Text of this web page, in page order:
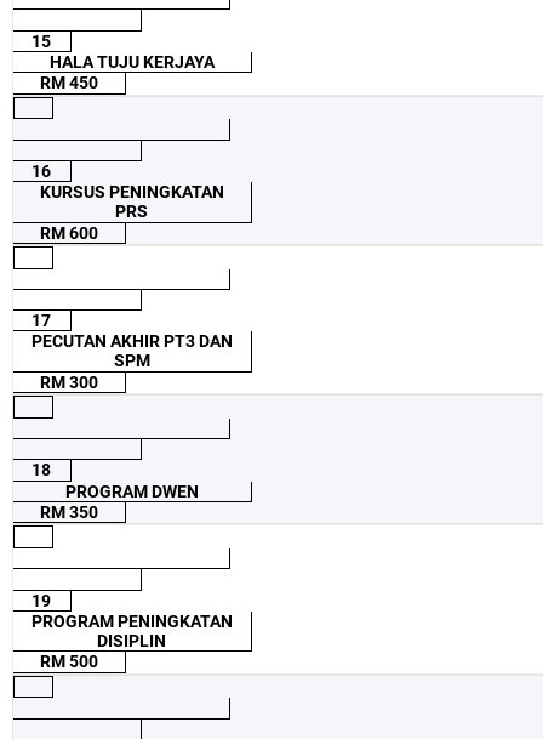
15
HALA TUJU KERJAYA
RM 450
16
KURSUS PENINGKATAN
PRS
RM 600
17
PECUTAN AKHIR PT3 DAN
SPM
RM 300
18
PROGRAM DWEN
RM 350
19
PROGRAM PENINGKATAN
DISIPLIN
RM 500